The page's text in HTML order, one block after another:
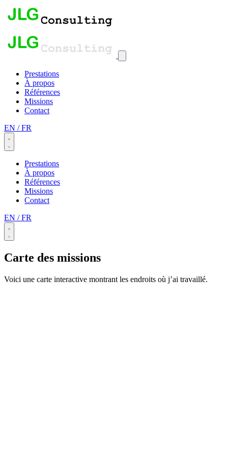
Prestations
À propos
Références
Missions
Contact
EN / FR
Prestations
À propos
Références
Missions
Contact
EN / FR
Carte des missions
Voici une carte interactive montrant les endroits où j’ai travaillé.